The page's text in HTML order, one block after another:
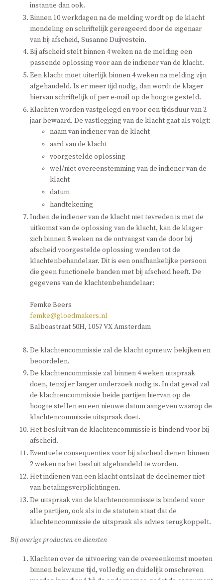
instantie dan ook.
Binnen 10 werkdagen na de melding wordt op de klacht
mondeling en schriftelijk gereageerd door de eigenaar
van bij afscheid, Susanne Duijvestein.
Bij afscheid stelt binnen 4 weken na de melding een
passende oplossing voor aan de indiener van de klacht.
Een klacht moet uiterlijk binnen 4 weken na melding zijn
afgehandeld. Is er meer tijd nodig, dan wordt de klager
hiervan schriftelijk of per e-mail op de hoogte gesteld.
Klachten worden vastgelegd en voor een tijdsduur van 2
jaar bewaard. De vastlegging van de klacht gaat als volgt:
naam van indiener van de klacht
aard van de klacht
voorgestelde oplossing
wel/niet overeenstemming van de indiener van de
klacht
datum
handtekening
Indien de indiener van de klacht niet tevreden is met de
uitkomst van de oplossing van de klacht, kan de klager
zich binnen 8 weken na de ontvangst van de door bij
afscheid voorgestelde oplossing wenden tot de
klachtenbehandelaar. Dit is een onafhankelijke persoon
die geen functionele banden met bij afscheid heeft. De
gegevens van de klachtenbehandelaar:
Femke Beers
femke@gloedmakers.nl
Balboastraat 50H, 1057 VX Amsterdam
De klachtencommissie zal de klacht opnieuw bekijken en
beoordelen.
De klachtencommissie zal binnen 4 weken uitspraak
doen, tenzij er langer onderzoek nodig is. In dat geval zal
de klachtencommissie beide partijen hiervan op de
hoogte stellen en een nieuwe datum aangeven waarop de
klachtencommissie uitspraak doet.
Het besluit van de klachtencommissie is bindend voor bij
afscheid.
Eventuele consequenties voor bij afscheid dienen binnen
2 weken na het besluit afgehandeld te worden.
Het indienen van een klacht ontslaat de deelnemer niet
van betalingsverplichtingen.
De uitspraak van de klachtencommissie is bindend voor
alle partijen, ook als in de statuten staat dat de
klachtencommissie de uitspraak als advies terugkoppelt.
Bij overige producten en diensten
Klachten over de uitvoering van de overeenkomst moeten
binnen bekwame tijd, volledig en duidelijk omschreven